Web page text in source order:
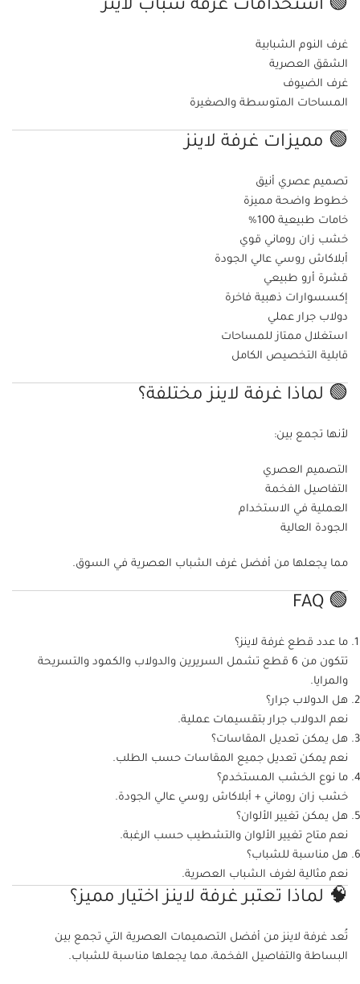
🟢 استخدامات غرفة شباب لاينز
غرف النوم الشبابية
الشقق العصرية
غرف الضيوف
المساحات المتوسطة والصغيرة
🟢 مميزات غرفة لاينز
تصميم عصري أنيق
خطوط واضحة مميزة
خامات طبيعية 100%
خشب زان روماني قوي
أبلاكاش روسي عالي الجودة
قشرة أرو طبيعي
إكسسوارات ذهبية فاخرة
دولاب جرار عملي
استغلال ممتاز للمساحات
قابلية التخصيص الكامل
🟢 لماذا غرفة لاينز مختلفة؟
لأنها تجمع بين:
التصميم العصري
التفاصيل الفخمة
العملية في الاستخدام
الجودة العالية
مما يجعلها من أفضل غرف الشباب العصرية في السوق.
🟢 FAQ
ما عدد قطع غرفة لاينز؟
تتكون من 6 قطع تشمل السريرين والدولاب والكمود والتسريحة
والمرايا.
هل الدولاب جرار؟
نعم الدولاب جرار بتقسيمات عملية.
هل يمكن تعديل المقاسات؟
نعم يمكن تعديل جميع المقاسات حسب الطلب.
ما نوع الخشب المستخدم؟
خشب زان روماني + أبلاكاش روسي عالي الجودة.
هل يمكن تغيير الألوان؟
نعم متاح تغيير الألوان والتشطيب حسب الرغبة.
هل مناسبة للشباب؟
نعم مثالية لغرف الشباب العصرية.
🧠 لماذا تعتبر غرفة لاينز اختيار مميز؟
تُعد غرفة لاينز من أفضل التصميمات العصرية التي تجمع بين
البساطة والتفاصيل الفخمة، مما يجعلها مناسبة للشباب.